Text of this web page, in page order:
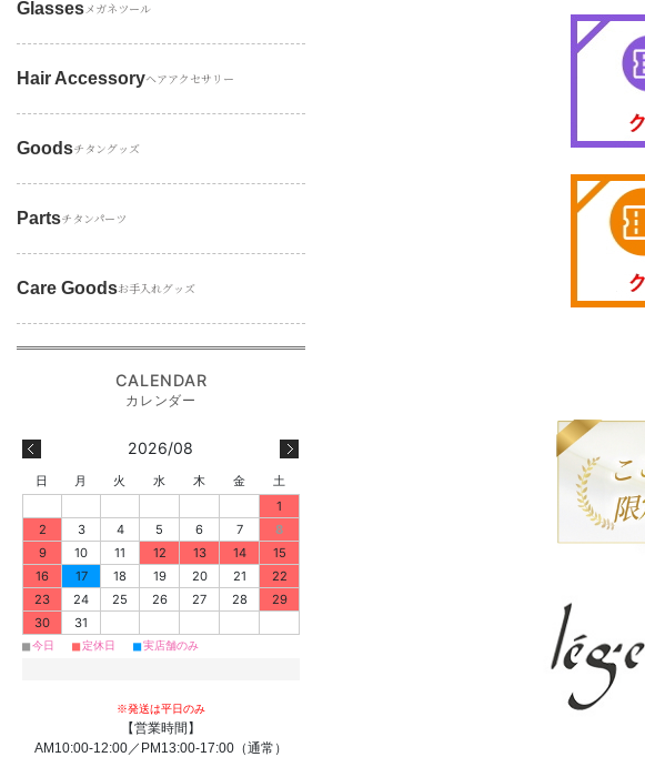
Glassesメガネツール
Hair Accessoryヘアアクセサリー
Goodsチタングッズ
Partsチタンパーツ
Care Goodsお手入れグッズ
2026/08
日 月 火 水 木 金
土
1
2
3 4 5 6 7
8
9
10 11 12 13 14
15
16
17 18 19 20 21
22
23
24 25 26 27 28
29
30
31
■今日 ■定休日 ■実店舗のみ
※発送は平日のみ
【営業時間】
AM10:00-12:00／PM13:00-17:00（通常）